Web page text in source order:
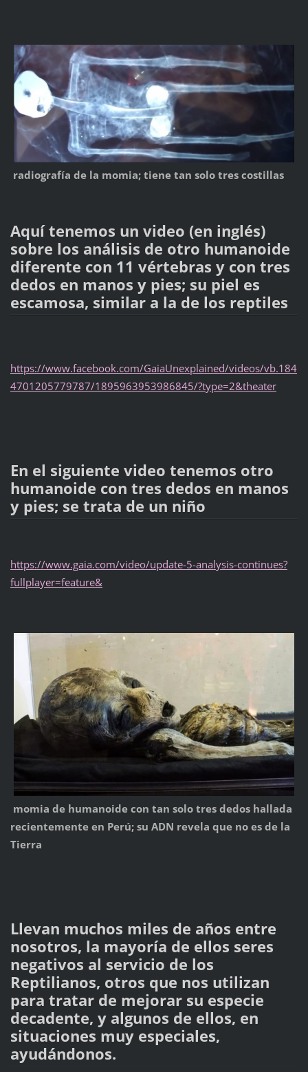
radiografía de la momia; tiene tan solo tres costillas
Aquí tenemos un video (en inglés)
sobre los análisis de otro humanoide
diferente con 11 vértebras y con tres
dedos en manos y pies; su piel es
escamosa, similar a la de los reptiles
https://www.facebook.com/GaiaUnexplained/videos/vb.184
4701205779787/1895963953986845/?type=2&theater
En el siguiente video tenemos otro
humanoide con tres dedos en manos
y pies; se trata de un niño
https://www.gaia.com/video/update-5-analysis-continues?
fullplayer=feature&
momia de humanoide con tan solo tres dedos hallada
recientemente en Perú; su ADN revela que no es de la
Tierra
Llevan muchos miles de años entre
nosotros, la mayoría de ellos seres
negativos al servicio de los
Reptilianos, otros que nos utilizan
para tratar de mejorar su especie
decadente, y algunos de ellos, en
situaciones muy especiales,
ayudándonos.